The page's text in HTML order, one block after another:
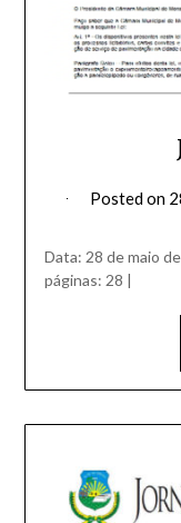
Posted on
Data: 28 de maio
páginas: 28 |